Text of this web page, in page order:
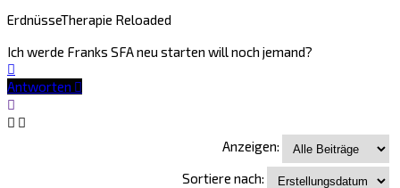
ErdnüsseTherapie Reloaded
Ich werde Franks SFA neu starten will noch jemand?
oben
Antworten
Anzeigen:
Sortiere nach: